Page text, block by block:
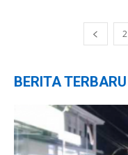
2
BERITA TERBARU